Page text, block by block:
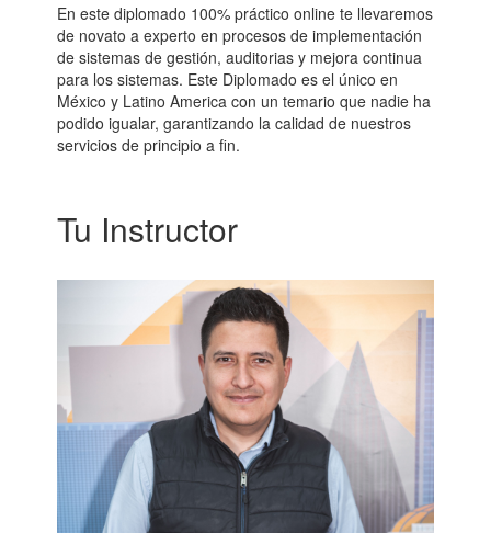
En este diplomado 100% práctico online te llevaremos
de novato a experto en procesos de implementación
de sistemas de gestión, auditorias y mejora continua
para los sistemas. Este Diplomado es el único en
México y Latino America con un temario que nadie ha
podido igualar, garantizando la calidad de nuestros
servicios de principio a fin.
Tu Instructor